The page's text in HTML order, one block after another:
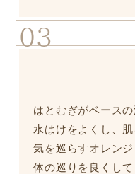
03
はとむぎがベースの
水はけをよくし、肌
気を巡らすオレン
体の巡りを良くして